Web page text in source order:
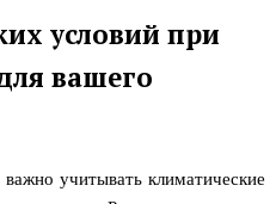
условий при
вашего
учитывать климатические